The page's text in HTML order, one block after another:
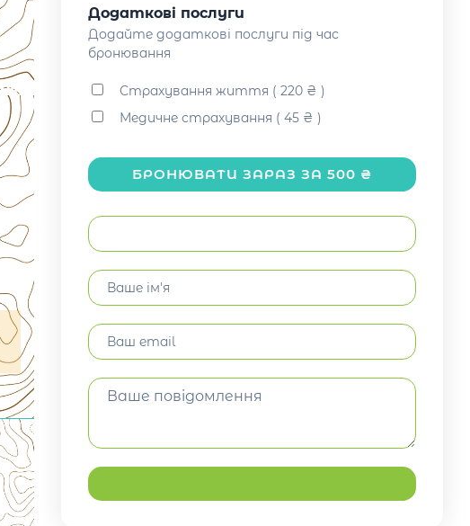
Додаткові послуги
Додайте додаткові послуги під час
бронювання
Страхування життя ( 220 ₴ )
Медичне страхування ( 45 ₴ )
БРОНЮВАТИ ЗАРАЗ ЗА 500 ₴